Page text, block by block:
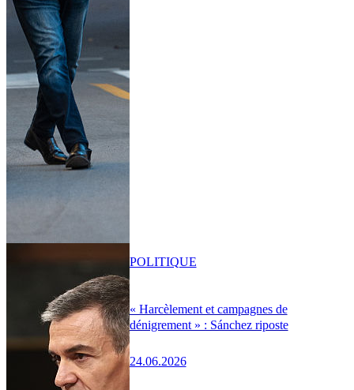
« Harcèlement et campagnes de
dénigrement » : Sánchez riposte
24.06.2026
POLITIQUE